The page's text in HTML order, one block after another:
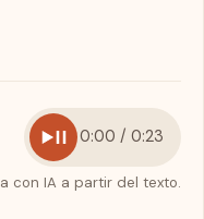
0:00 / 0:23
con IA a partir del texto.